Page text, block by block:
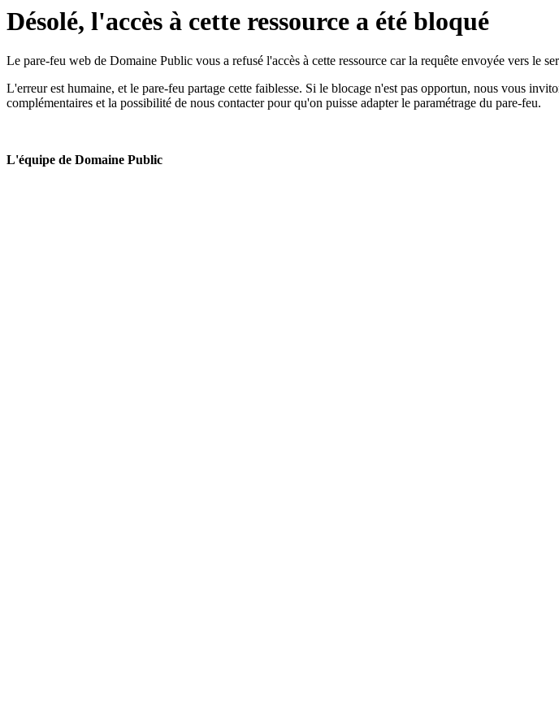
Désolé, l'accès à cette ressource a été bloqué
Le pare-feu web de Domaine Public vous a refusé l'accès à cette ressource car la requête envoyée vers le
L'erreur est humaine, et le pare-feu partage cette faiblesse. Si le blocage n'est pas opportun, nous vous
complémentaires et la possibilité de nous contacter pour qu'on puisse adapter le paramétrage du pare-feu.
L'équipe de Domaine Public